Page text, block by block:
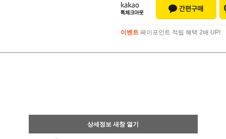
이벤트 페이포인트 적립 혜택 2배 UP!
상세정보 새창 열기